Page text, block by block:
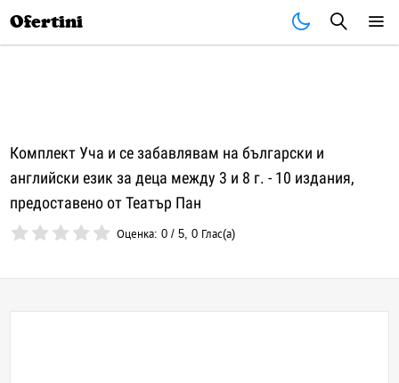
Ofertini
Комплект Уча и се забавлявам на български и
английски език за деца между 3 и 8 г. - 10 издания,
предоставено от Театър Пан
Оценка:0 /5,0 Глас(а)